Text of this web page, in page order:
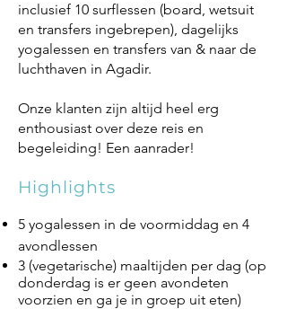
inclusief 10 surflessen (board, wetsuit
en transfers ingebrepen), dagelijks
yogalessen en transfers van & naar de
luchthaven in Agadir.
Onze klanten zijn altijd heel erg
enthousiast over deze reis en
begeleiding! Een aanrader!
Highlights
5 yogalessen in de voormiddag en 4
avondlessen
3 (vegetarische) maaltijden per dag (op
donderdag is er geen avondeten
voorzien en ga je in groep uit eten)